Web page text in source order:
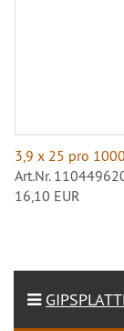
3,9 x 25 pro
Art.Nr.
16,10 EUR